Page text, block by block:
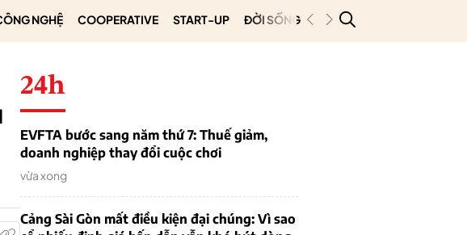
NGHỆ COOPERATIVE START-UP ĐỜI SỐNG PODCAST
24h
EVFTA bước sang năm thứ 7: Thuế giảm,
doanh nghiệp thay đổi cuộc chơi
vừa xong
Cảng Sài Gòn mất điều kiện đại chúng: Vì sao